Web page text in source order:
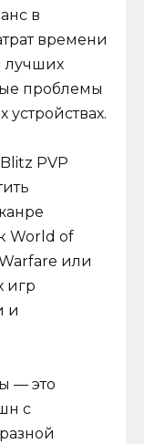
в
времени
лучших
проблемы
PVP
World of
или
игр
и
— это
с